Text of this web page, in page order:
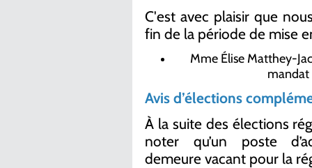
C'est avec plaisir que
fin de la période de mise
Mme Élise Matthey-
mandat
Avis d’élections
À la suite des élections
noter qu’un poste
demeure vacant pour la